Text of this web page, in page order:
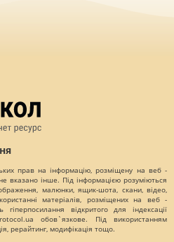
прав на інформацію, розміщену на веб -
вказано інше. Під інформацією розуміються
малюнки, ящик-шота, скани, відео,
матеріалів, розміщених на веб -
гіперпосилання відкритого для індексації
обов`язкове. Під використанням
рерайтинг, модифікація тощо.